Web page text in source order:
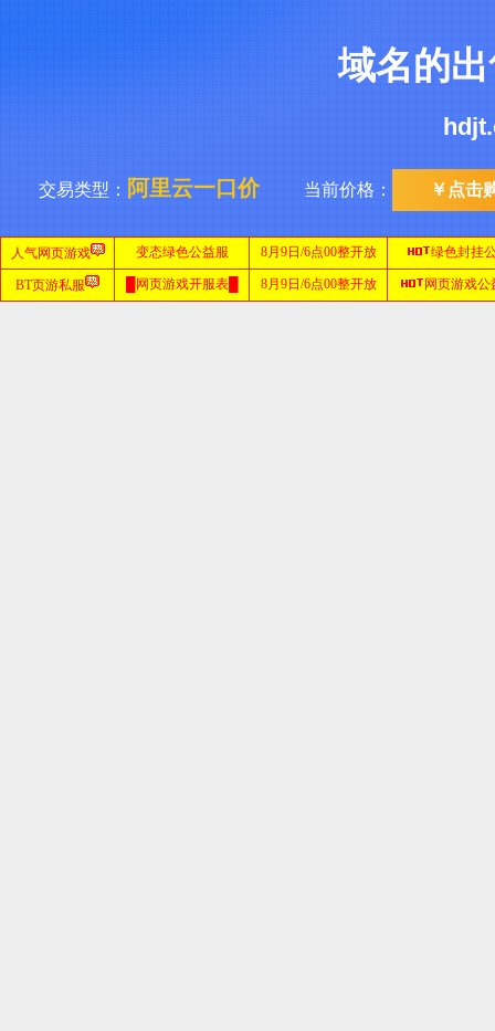
域名的
交易类型： 阿里云一口价 当前价格： ￥点击